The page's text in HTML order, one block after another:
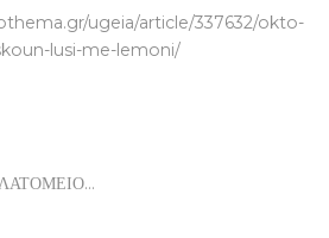
ugeia/article/337632/okto-
lusi-me-lemoni/